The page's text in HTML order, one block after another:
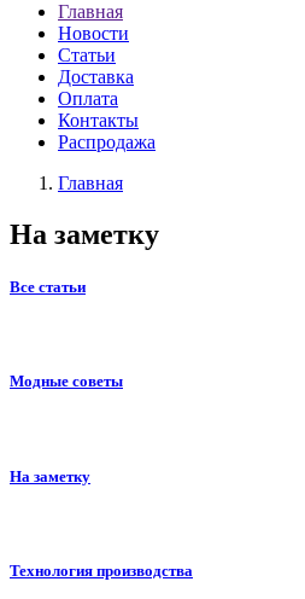
Главная
Новости
Статьи
Доставка
Оплата
Контакты
Распродажа
Главная
На заметку
Все статьи
Модные советы
На заметку
Технология производства